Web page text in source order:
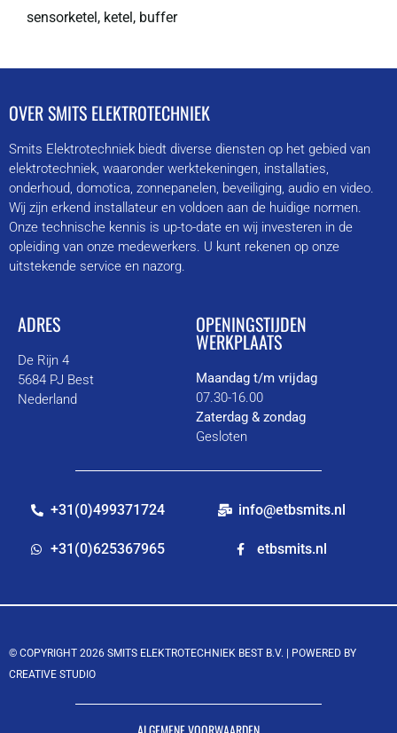
sensorketel, ketel, buffer
OVER SMITS ELEKTROTECHNIEK
Smits Elektrotechniek biedt diverse diensten op het gebied van
elektrotechniek, waaronder werktekeningen, installaties,
onderhoud, domotica, zonnepanelen, beveiliging, audio en video.
Wij zijn erkend installateur en voldoen aan de huidige normen.
Onze technische kennis is up-to-date en wij investeren in de
opleiding van onze medewerkers. U kunt rekenen op onze
uitstekende service en nazorg.
ADRES
De Rijn 4
5684 PJ Best
Nederland
OPENINGSTIJDEN
WERKPLAATS
Maandag t/m vrijdag
07.30-16.00
Zaterdag & zondag
Gesloten
+31(0)499371724
+31(0)625367965
info@etbsmits.nl
etbsmits.nl
© COPYRIGHT 2026 SMITS ELEKTROTECHNIEK BEST B.V. | POWERED BY
CREATIVE STUDIO